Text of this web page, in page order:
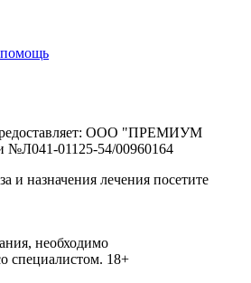
помощь
ООО "ПРЕМИУМ
01125-54/00960164
и назначения лечения посетите
необходимо
специалистом. 18+